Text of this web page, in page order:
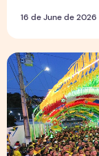
16 de June de 2026
Tradição das